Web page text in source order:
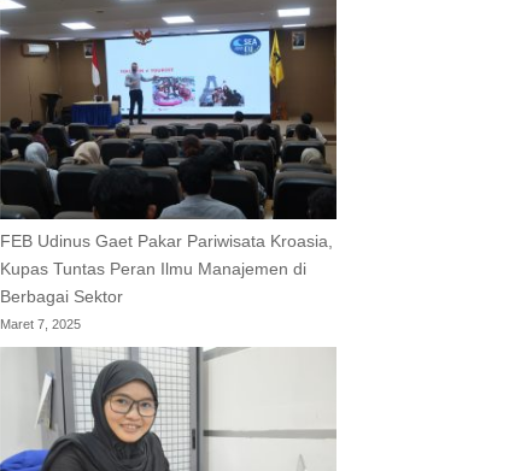
FEB Udinus Gaet Pakar Pariwisata Kroasia,
Kupas Tuntas Peran Ilmu Manajemen di
Berbagai Sektor
Maret 7, 2025